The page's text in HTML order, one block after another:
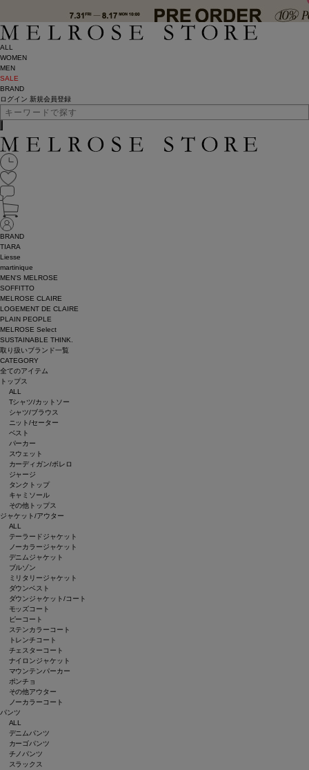
ALL
WOMEN
MEN
SALE
BRAND
ログイン 新規会員登録
BRAND
TIARA
Liesse
martinique
MEN'S MELROSE
SOFFITTO
MELROSE CLAIRE
LOGEMENT DE CLAIRE
PLAIN PEOPLE
MELROSE Select
SUSTAINABLE THINK.
取り扱いブランド一覧
CATEGORY
全てのアイテム
トップス
ALL
Tシャツ/カットソー
シャツ/ブラウス
ニット/セーター
ベスト
パーカー
スウェット
カーディガン/ボレロ
ジャージ
タンクトップ
キャミソール
その他トップス
ジャケット/アウター
ALL
テーラードジャケット
ノーカラージャケット
デニムジャケット
ブルゾン
ミリタリージャケット
ダウンベスト
ダウンジャケット/コート
モッズコート
ピーコート
ステンカラーコート
トレンチコート
チェスターコート
ナイロンジャケット
マウンテンパーカー
ポンチョ
その他アウター
ノーカラーコート
パンツ
ALL
デニムパンツ
カーゴパンツ
チノパンツ
スラックス